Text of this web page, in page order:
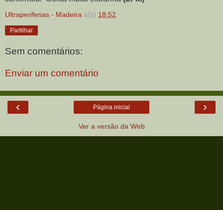
Ultraperiferias - Madeira à(s) 18:52
Partilhar
Sem comentários:
Enviar um comentário
‹ ›
Página inicial
Ver a versão da Web